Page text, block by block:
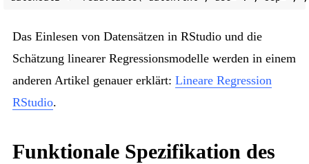
Das Einlesen von Datensätzen in RStudio und die
Schätzung linearer Regressionsmodelle werden in einem
anderen Artikel genauer erklärt: Lineare Regression
RStudio.
Funktionale Spezifikation des